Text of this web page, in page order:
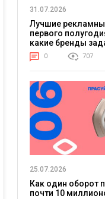
31.07.2026
Лучшие
первого
какие бренды
отрасли
0 707
25.07.2026
Как один оборот
почти 10